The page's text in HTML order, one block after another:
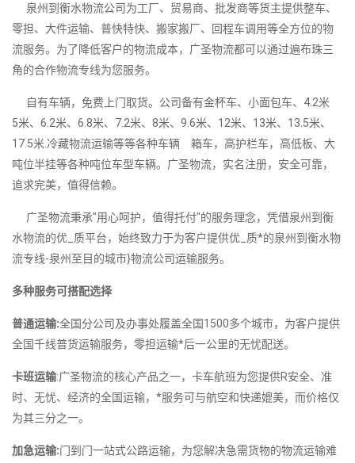
泉州到衡水物流公司为工厂、贸易商、批发商等货主提供整车、
零担、大件运输、普快特快、搬家搬厂、回程车调用等全方位的物
流服务。为了降低客户的物流成本，广圣物流都可以通过遍布珠三
角的合作物流专线为您服务。
自有车辆，免费上门取货。公司备有金杯车、小面包车、4.2米
5米、6.2米、6.8米、7.2米、8米、9.6米、12米、13米、13.5米、
17.5米.冷藏物流运输等等各种车辆 箱车，高护栏车，高低板、大
吨位半挂等各种吨位车型车辆。广圣物流，实名注册，安全可靠，
追求完美，值得信赖。
广圣物流秉承"用心呵护，值得托付"的服务理念，凭借泉州到衡
水物流的优_质平台，始终致力于为客户提供优_质*的泉州到衡水物
流专线-泉州至目的城市}物流公司运输服务。
多种服务可搭配选择
普通运输:全国分公司及办事处履盖全国1500多个城市，为客户提供
全国千线普货运输服务，零担运输*后一公里的无忧配送。
卡班运输:广圣物流的核心产品之一，卡车航班为您提供R安全、准
时、无忧、经济的全国运输，*服务可与航空和快递媲美，而价格仅
为其三分之一。
加急运输:门到门一站式公路运输，为您解决急需货物的物流运输难